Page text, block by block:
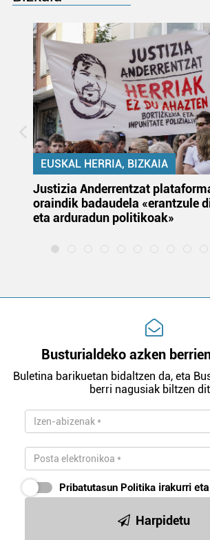
EUSKAL HERRIA, BIZKAIA
Justizia Anderrentzat
oraindik badaudela «erantzule
eta arduradun politikoak»
Busturialdeko azken
Buletina barikuetan bidaltzen da, eta
berri nagusiak biltzen
Pribatutasun Politika irakurri
Harpidetu